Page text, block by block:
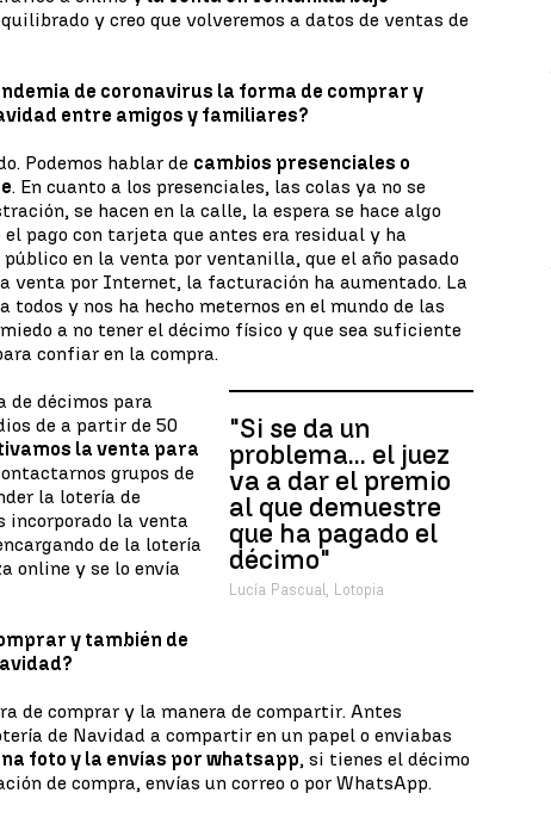
y creo que volveremos a datos de ventas de
de coronavirus la forma de comprar y
entre amigos y familiares?
Podemos hablar de cambios presenciales o
. En cuanto a los presenciales, las colas ya no se
se hacen en la calle, la espera se hace algo
pago con tarjeta que antes era residual y ha
en la venta por ventanilla, que el año pasado
venta por Internet, la facturación ha aumentado. La
todos y nos ha hecho meternos en el mundo de las
a no tener el décimo físico y que sea suficiente
confiar en la compra.
"Si se da un
problema... el juez
va a dar el premio
al que demuestre
que ha pagado el
décimo"
Lucía Pascual, Lotopia
de décimos para
de a partir de 50
la venta para
grupos de
la lotería de
incorporado la venta
de la lotería
online y se lo envía
y también de
de comprar y la manera de compartir. Antes
de Navidad a compartir en un papel o enviabas
foto y la envías por whatsapp, si tienes el décimo
de compra, envías un correo o por WhatsApp.